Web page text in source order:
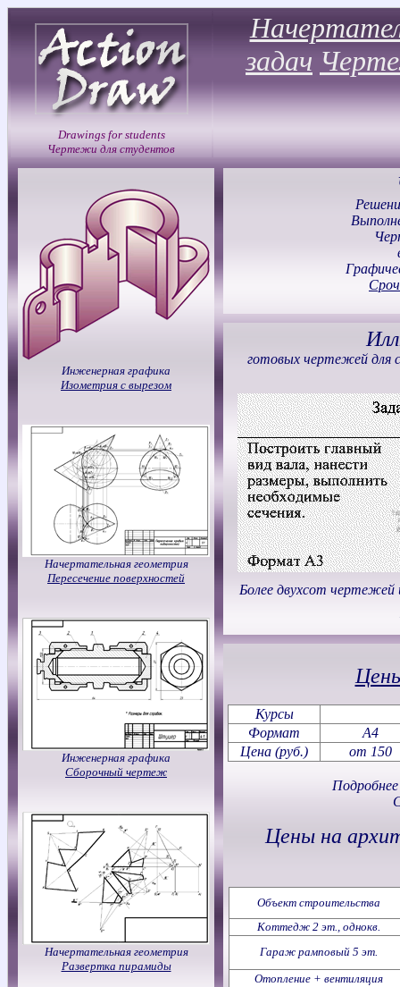
Drawings for students
Чертежи для студентов
задач
Инженерная графика
Изометрия с вырезом
Начертательная геометрия
Пересечение поверхностей
Инженерная графика
Сборочный чертеж
Начертательная геометрия
Развертка пирамиды
готовых чертежей для
Более двухсот чертежей
Курсы
Формат
A4
Цена (руб.)
от 150
Цены на
Объект строительства
Коттедж 2 эт., однокв.
Гараж рамповый 5 эт.
Отопление + вентиляция